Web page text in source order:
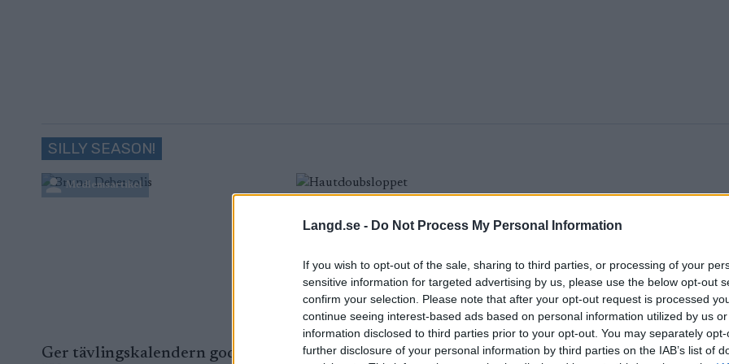
Langd.se - Do Not Process My Personal Information
If you wish to opt-out of the sale, sharing to third parties, or processing of your
sensitive information for targeted advertising by us, please use the below opt-out
confirm your selection. Please note that after your opt-out request is processed
continue seeing interest-based ads based on personal information utilized by us
information disclosed to third parties prior to your opt-out. You may separately
further disclosure of your personal information by third parties on the IAB’s list of
SILLY SEASON!
Medlemsartikel
Ger tävlingskalendern godkänt:
Nytt lopp i Ski Classics
Foto:
Tävlingsprogram